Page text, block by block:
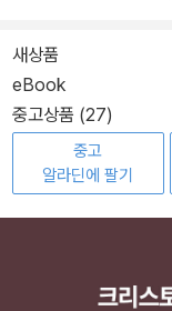
새상품
eBook
중고상품 (27)
중고
알라딘에 팔기